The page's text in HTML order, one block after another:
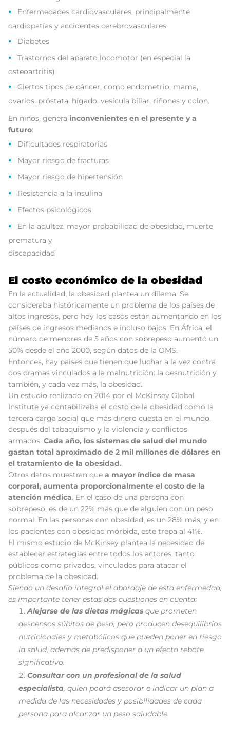
Enfermedades cardiovasculares, principalmente
cardiopatías y accidentes cerebrovasculares.
Diabetes
Trastornos del aparato locomotor (en especial la
osteoartritis)
Ciertos tipos de cáncer, como endometrio, mama,
ovarios, próstata, hígado, vesícula biliar, riñones y colon.
En niños, genera inconvenientes en el presente y a
futuro:
Dificultades respiratorias
Mayor riesgo de fracturas
Mayor riesgo de hipertensión
Resistencia a la insulina
Efectos psicológicos
En la adultez, mayor probabilidad de obesidad, muerte
prematura y
discapacidad
El costo económico de la obesidad
En la actualidad, la obesidad plantea un dilema. Se
consideraba históricamente un problema de los países de
altos ingresos, pero hoy los casos están aumentando en los
países de ingresos medianos e incluso bajos. En África, el
número de menores de 5 años con sobrepeso aumentó un
50% desde el año 2000, según datos de la OMS.
Entonces, hay países que tienen que luchar a la vez contra
dos dramas vinculados a la malnutrición: la desnutrición y
también, y cada vez más, la obesidad.
Un estudio realizado en 2014 por el McKinsey Global
Institute ya contabilizaba el costo de la obesidad como la
tercera carga social que más dinero cuesta en el mundo,
después del tabaquismo y la violencia y conflictos
armados. Cada año, los sistemas de salud del mundo
gastan total aproximado de 2 mil millones de dólares en
el tratamiento de la obesidad.
Otros datos muestran que a mayor índice de masa
corporal, aumenta proporcionalmente el costo de la
atención médica. En el caso de una persona con
sobrepeso, es de un 22% más que de alguien con un peso
normal. En las personas con obesidad, es un 28% más; y en
los pacientes con obesidad mórbida, este trepa al 41%.
El mismo estudio de McKinsey plantea la necesidad de
establecer estrategias entre todos los actores, tanto
públicos como privados, vinculados para atacar el
problema de la obesidad.
Siendo un desafío integral el abordaje de esta enfermedad,
es importante tener estas dos cuestiones en cuenta:
Alejarse de las dietas mágicas que prometen
descensos súbitos de peso, pero producen desequilibrios
nutricionales y metabólicos que pueden poner en riesgo
la salud, además de predisponer a un efecto rebote
significativo.
Consultar con un profesional de la salud
especialista, quien podrá asesorar e indicar un plan a
medida de las necesidades y posibilidades de cada
persona para alcanzar un peso saludable.